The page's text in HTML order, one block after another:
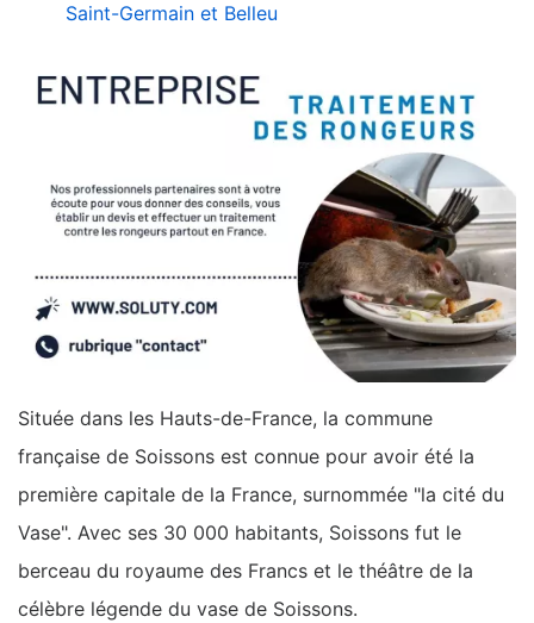
Saint-Germain et Belleu
Située dans les Hauts-de-France, la commune
française de Soissons est connue pour avoir été la
première capitale de la France, surnommée "la cité du
Vase". Avec ses 30 000 habitants, Soissons fut le
berceau du royaume des Francs et le théâtre de la
célèbre légende du vase de Soissons.